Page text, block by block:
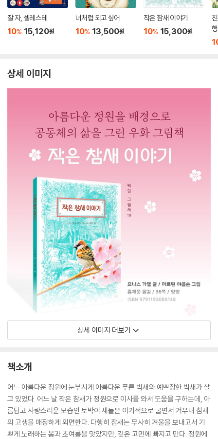
잘 자, 셀레스테
10% 15,120원
너처럼 되고 싶어
10% 13,500원
작은 참새 이야기
10% 15,300원
행
상세 이미지
상세 이미지 더보기
책소개
어느 아름다운 정원에 눈부시게 아름다운 푸른 박새와 예쁘장한 박새가 살
고 있었다. 어느 날 작은 참새가 정원으로 이사를 와서 도움을 구하는데, 아
름답고 사랑스러운 모습인 토박이 새들은 이기적으로 굴면서 겨우내 참새
의 고생을 매정하게 외면한다. 다행히 참새는 무사히 겨울을 보내고서 기
쁘게 노래하는 봄과 초여름을 맞았지만, 깊은 고민에 빠지고 만다. 정원에